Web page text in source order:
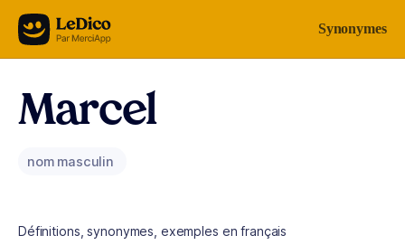
Aller au contenu Synonymes
Marcel
nom masculin
Définitions, synonymes, exemples en français